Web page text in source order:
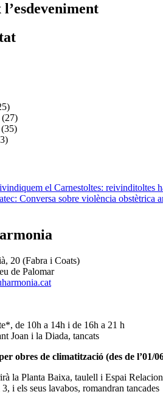
(27)
(35)
el Carnestoltes: reivinditoltes
Conversa sobre violència obstètrica
20 (Fabra i Coats)
de Palomar
de 10h a 14h i de 16h a 21 h
Joan i la Diada, tancats
obres de climatització (des de l’01/
la Planta Baixa, taulell i Espai
i els seus lavabos, romandran tancades